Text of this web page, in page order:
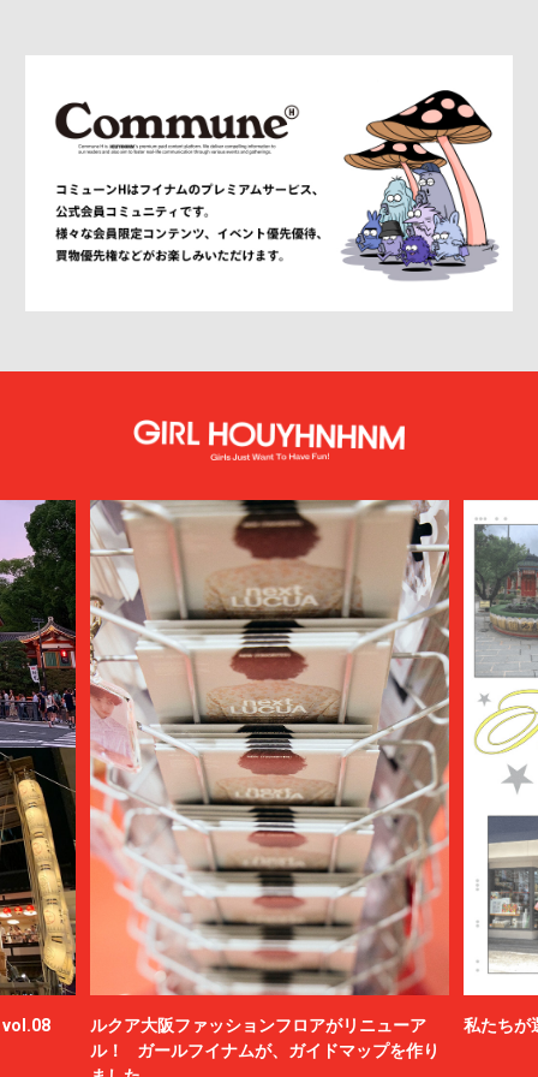
vol.08
ルクア大阪ファッションフロアがリニューア
ル！ ガールフイナムが、ガイドマップを作り
私たちが